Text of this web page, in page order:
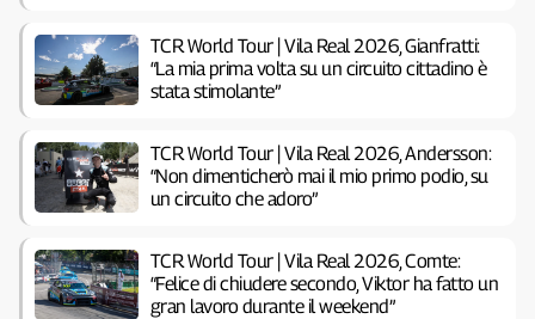
TCR World Tour | Vila Real 2026, Gianfratti:
“La mia prima volta su un circuito cittadino è
stata stimolante”
TCR World Tour | Vila Real 2026, Andersson:
“Non dimenticherò mai il mio primo podio, su
un circuito che adoro”
TCR World Tour | Vila Real 2026, Comte:
“Felice di chiudere secondo, Viktor ha fatto un
gran lavoro durante il weekend”